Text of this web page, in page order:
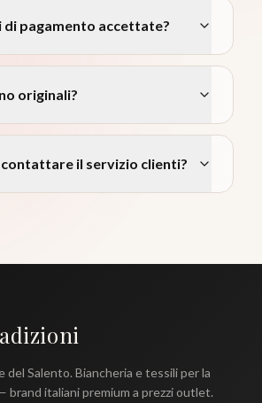
di pagamento accettate?
originali?
il servizio clienti?
del Salento. Biancheria e tessili per la
brand italiani premium a prezzi outlet.